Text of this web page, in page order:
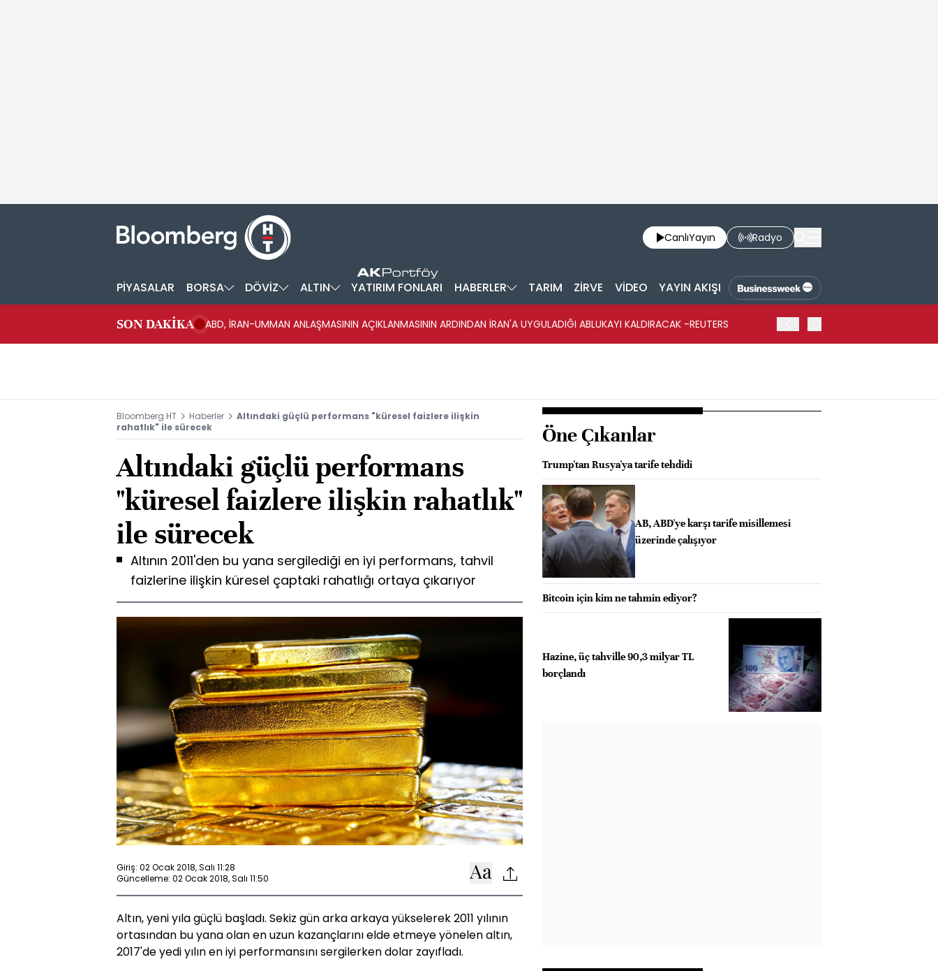
CanlıYayın Radyo
PİYASALAR BORSA DÖVİZ ALTIN YATIRIM FONLARI HABERLER TARIM ZİRVE VİDEO YAYIN AKIŞI
SON DAKİKA ABD, İRAN-UMMAN ANLAŞMASININ AÇIKLANMASININ ARDINDAN İRAN'A UYGULADIĞI ABLUKAYI KALDIRACAK -REUTERS
Bloomberg HT Haberler
Altındaki güçlü performans "küresel faizlere ilişkin
rahatlık" ile sürecek
Altındaki güçlü performans
"küresel faizlere ilişkin rahatlık"
ile sürecek
Altının 2011'den bu yana sergilediği en iyi performans, tahvil
faizlerine ilişkin küresel çaptaki rahatlığı ortaya çıkarıyor
Giriş: 02 Ocak 2018, Salı 11:28
Güncelleme: 02 Ocak 2018, Salı 11:50
Altın, yeni yıla güçlü başladı. Sekiz gün arka arkaya yükselerek 2011 yılının
ortasından bu yana olan en uzun kazançlarını elde etmeye yönelen altın,
2017'de yedi yılın en iyi performansını sergilerken dolar zayıfladı.
Öne Çıkanlar
Trump'tan Rusya'ya tarife tehdidi
AB, ABD'ye karşı tarife misillemesi
üzerinde çalışıyor
Bitcoin için kim ne tahmin ediyor?
Hazine, üç tahville 90,3 milyar TL
borçlandı